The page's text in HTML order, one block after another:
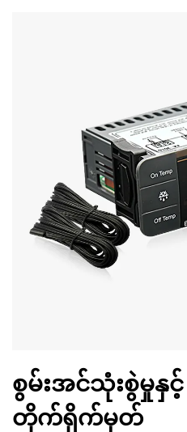
စွမ်းအင်သုံးစွဲမှုနှ
တိုက်ရိုက်မှတ်